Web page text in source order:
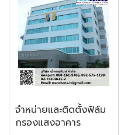
จำหน่ายและติดตั้งฟิล์ม
กรองแสงอาคาร